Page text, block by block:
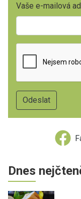
Vaše e-mailová
Dnes